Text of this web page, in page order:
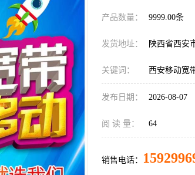
产品数量： 9999.00条
发货地址： 陕西省西安
关键词： 西安移动宽
发布日期： 2026-08-07
阅 读 量： 64
销售电话：